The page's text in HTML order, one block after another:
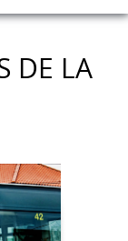
DE LA